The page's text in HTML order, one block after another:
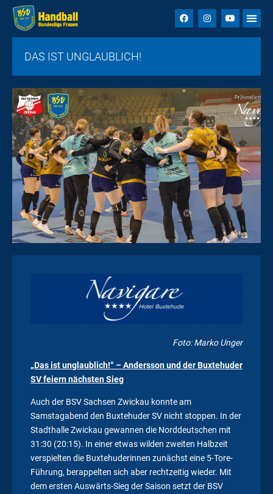
DAS IST UNGLAUBLICH!
Foto: Marko Unger
„Das ist unglaublich!“ – Andersson und der Buxtehuder
SV feiern nächsten Sieg
Auch der BSV Sachsen Zwickau konnte am
Samstagabend den Buxtehuder SV nicht stoppen. In der
Stadthalle Zwickau gewannen die Norddeutschen mit
31:30 (20:15). In einer etwas wilden zweiten Halbzeit
verspielten die Buxtehuderinnen zunächst eine 5-Tore-
Führung, berappelten sich aber rechtzeitig wieder. Mit
dem ersten Auswärts-Sieg der Saison setzt der BSV